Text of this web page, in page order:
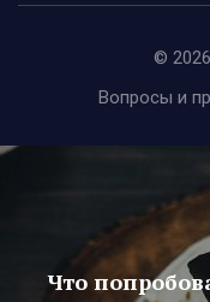
©
Вопросы и
Что